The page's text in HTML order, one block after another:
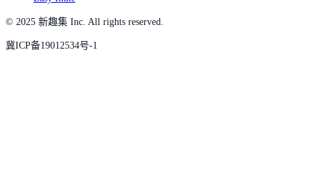
© 2025 新趣集 Inc. All rights reserved.
冀ICP备19012534号-1